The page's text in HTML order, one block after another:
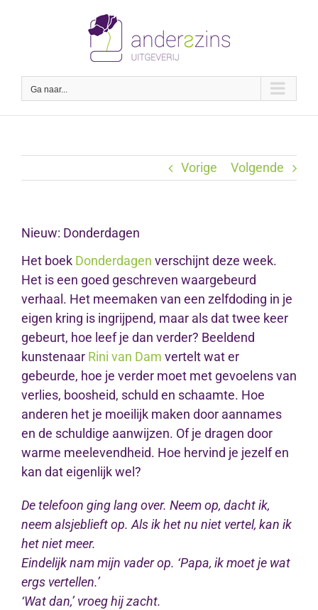
Ga naar...
Vorige Volgende
Nieuw: Donderdagen
Het boek Donderdagen verschijnt deze week.
Het is een goed geschreven waargebeurd
verhaal. Het meemaken van een zelfdoding in je
eigen kring is ingrijpend, maar als dat twee keer
gebeurt, hoe leef je dan verder? Beeldend
kunstenaar Rini van Dam vertelt wat er
gebeurde, hoe je verder moet met gevoelens van
verlies, boosheid, schuld en schaamte. Hoe
anderen het je moeilijk maken door aannames
en de schuldige aanwijzen. Of je dragen door
warme meelevendheid. Hoe hervind je jezelf en
kan dat eigenlijk wel?
De telefoon ging lang over. Neem op, dacht ik,
neem alsjeblieft op. Als ik het nu niet vertel, kan ik
het niet meer.
Eindelijk nam mijn vader op. ‘Papa, ik moet je wat
ergs vertellen.’
‘Wat dan,’ vroeg hij zacht.